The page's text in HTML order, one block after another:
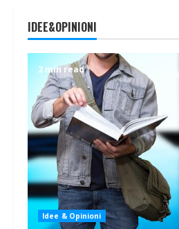
IDEE&OPINIONI
2 min read
Idee & Opinioni